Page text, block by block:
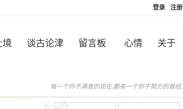
注册
登录
境 谈古论津 留言板 心情 关于
每一个你不满意的现在,都有一个你不努力的曾经.